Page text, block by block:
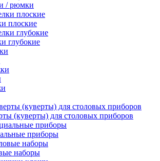
/ рюмки
плоские
глубокие
(куверты) для столовых приборов
приборы
наборы